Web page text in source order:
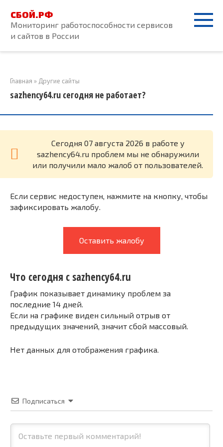
контенту
СБОЙ.РФ
Мониторинг работоспособности сервисов
и сайтов в России
Главная » Другие сайты
sazhency64.ru сегодня не работает?
Cегодня 07 августа 2026 в работе у
sazhency64.ru проблем мы не обнаружили
или получили мало жалоб от пользователей.
Если сервис недоступен, нажмите на кнопку, чтобы
зафиксировать жалобу.
Оставить жалобу
Что сегодня с sazhency64.ru
График показывает динамику проблем за
последние 14 дней.
Если на графике виден сильный отрыв от
предыдущих значений, значит сбой массовый.
Нет данных для отображения графика.
Подписаться